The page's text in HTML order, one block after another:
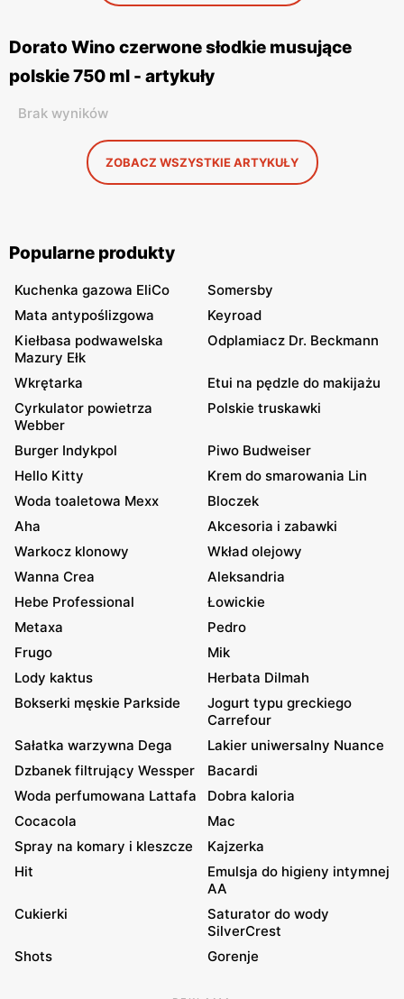
Dorato Wino czerwone słodkie musujące
polskie 750 ml - artykuły
Brak wyników
ZOBACZ WSZYSTKIE ARTYKUŁY
Popularne produkty
Kuchenka gazowa EliCo
Somersby
Mata antypoślizgowa
Keyroad
Kiełbasa podwawelska
Mazury Ełk
Odplamiacz Dr. Beckmann
Wkrętarka
Etui na pędzle do makijażu
Cyrkulator powietrza
Webber
Polskie truskawki
Burger Indykpol
Piwo Budweiser
Hello Kitty
Krem do smarowania Lin
Woda toaletowa Mexx
Bloczek
Aha
Akcesoria i zabawki
Warkocz klonowy
Wkład olejowy
Wanna Crea
Aleksandria
Hebe Professional
Łowickie
Metaxa
Pedro
Frugo
Mik
Lody kaktus
Herbata Dilmah
Bokserki męskie Parkside
Jogurt typu greckiego
Carrefour
Sałatka warzywna Dega
Lakier uniwersalny Nuance
Dzbanek filtrujący Wessper
Bacardi
Woda perfumowana Lattafa
Dobra kaloria
Cocacola
Mac
Spray na komary i kleszcze
Kajzerka
Hit
Emulsja do higieny intymnej
AA
Cukierki
Saturator do wody
SilverCrest
Shots
Gorenje